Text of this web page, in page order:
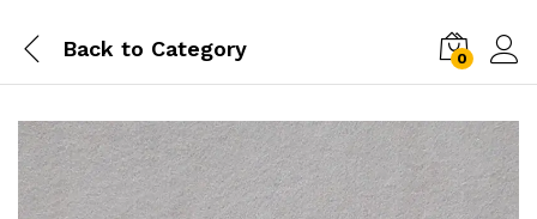
Back to Category 0